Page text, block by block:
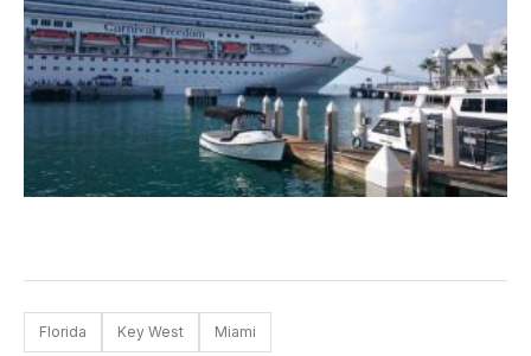
Florida Key West Miami